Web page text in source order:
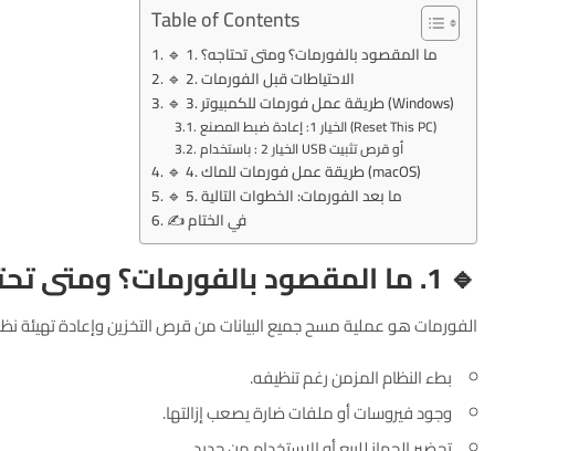
Table of Contents
🔹 1. ما المقصود بالفورمات؟ ومتى تحتاجه؟
🔹 2. الاحتياطات قبل الفورمات
🔹 3. طريقة عمل فورمات للكمبيوتر (Windows)
الخيار 1: إعادة ضبط المصنع (Reset This PC)
الخيار 2 : باستخدام USB أو قرص تثبيت
🔹 4. طريقة عمل فورمات للماك (macOS)
🔹 5. ما بعد الفورمات: الخطوات التالية
✍️ في الختام
🔹 1. ما المقصود بالفورمات؟ ومتى تحتاجه؟
الفورمات هو عملية مسح جميع البيانات من قرص التخزين وإعادة تهيئة
بطء النظام المزمن رغم تنظيفه.
وجود فيروسات أو ملفات ضارة يصعب إزالتها.